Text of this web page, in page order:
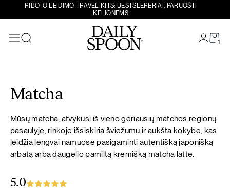
RIBOTO LEIDIMO TRAVEL KITS: BESTSLERERIAI, PARUOŠTI
KELIONĖMS
1
Matcha
Mūsų matcha, atvykusi iš vieno geriausių matchos regionų
pasaulyje, rinkoje išsiskiria šviežumu ir aukšta kokybe, kas
leidžia lengvai namuose pasigaminti autentišką japonišką
arbatą arba daugelio pamiltą kremišką matcha latte.
5.0